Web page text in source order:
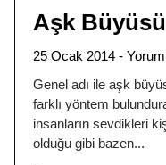
Aşk Büyüsü
25 Ocak 2014
Genel adı ile aşk
farklı yöntem
insanların sevdikleri
olduğu gibi bazen